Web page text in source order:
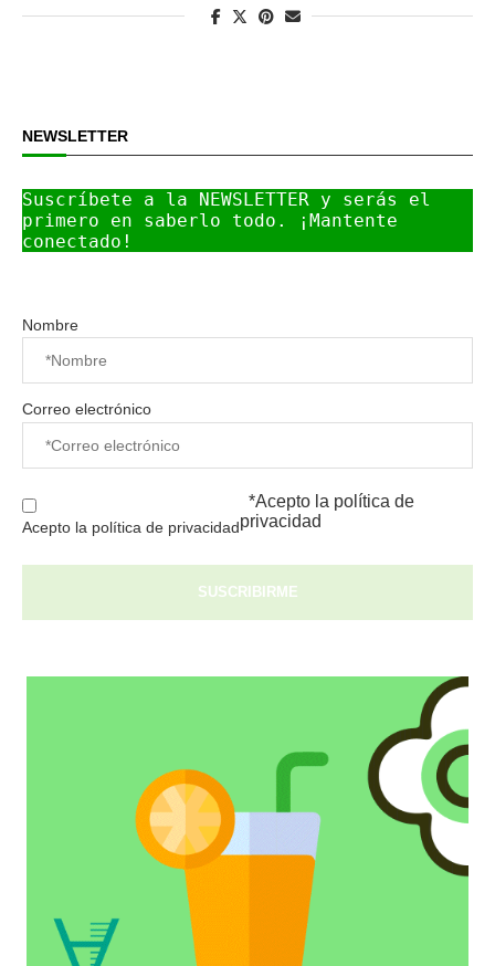
NEWSLETTER
Suscríbete a la NEWSLETTER y serás el
primero en saberlo todo. ¡Mantente
conectado!
Nombre
Correo electrónico
Acepto la política de privacidad
*Acepto la política de
privacidad